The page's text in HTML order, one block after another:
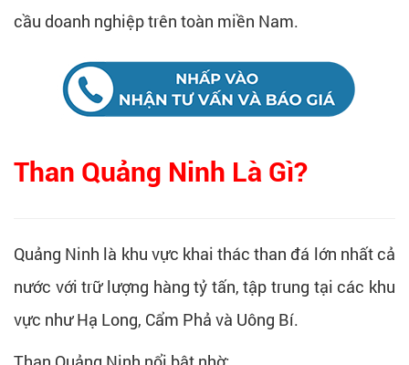
cầu doanh nghiệp trên toàn miền Nam.
Than Quảng Ninh Là Gì?
Quảng Ninh là khu vực khai thác than đá lớn nhất cả
nước với trữ lượng hàng tỷ tấn, tập trung tại các khu
vực như Hạ Long, Cẩm Phả và Uông Bí.